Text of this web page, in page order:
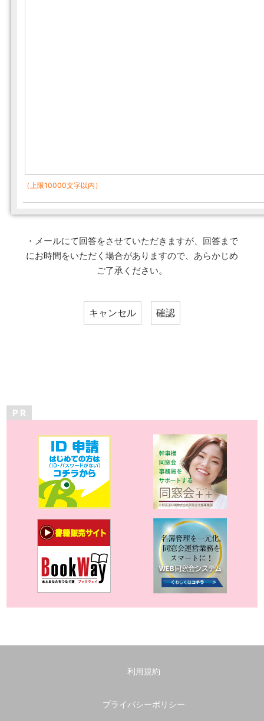
（上限10000文字以内）
・メールにて回答をさせていただきますが、回答まで
にお時間をいただく場合がありますので、あらかじめ
ご了承ください。
P R
利用規約
プライバシーポリシー